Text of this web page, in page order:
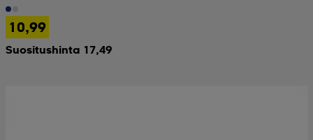
10,99
Suositushinta 17,49